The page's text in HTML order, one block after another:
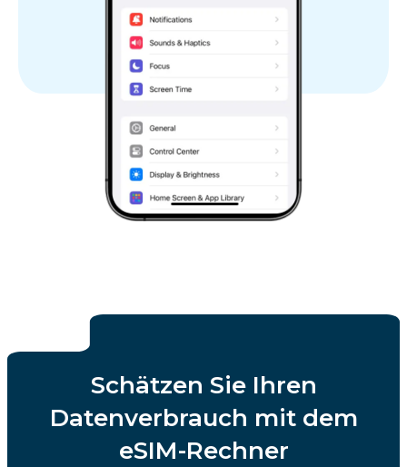
Schätzen Sie Ihren
Datenverbrauch mit dem
eSIM-Rechner